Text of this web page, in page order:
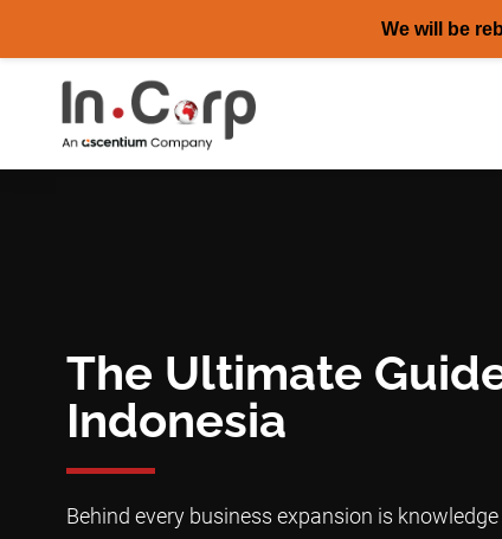
We will be
content
The Ultimate
Indonesia
Behind every business expansion is